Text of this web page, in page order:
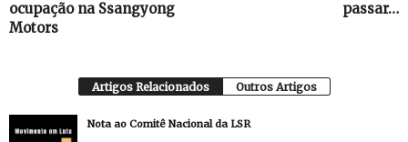
ocupação na Ssangyong
Motors
passar…
Artigos Relacionados Outros Artigos
Nota ao Comitê Nacional da LSR